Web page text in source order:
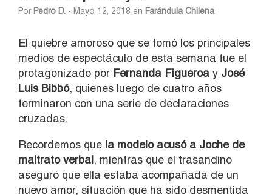
Por Pedro D. - Mayo 12, 2018 en Farándula Chilena
El quiebre amoroso que se tomó los principales
medios de espectáculo de esta semana fue el
protagonizado por Fernanda Figueroa y José
Luis Bibbó, quienes luego de cuatro años
terminaron con una serie de declaraciones
cruzadas.
Recordemos que la modelo acusó a Joche de
maltrato verbal, mientras que el trasandino
aseguró que ella estaba acompañada de un
nuevo amor, situación que ha sido desmentida